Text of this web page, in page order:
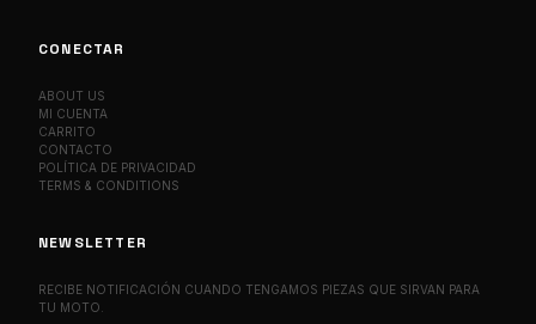
CONECTAR
ABOUT US
MI CUENTA
CARRITO
CONTACTO
POLÍTICA DE PRIVACIDAD
TERMS & CONDITIONS
NEWSLETTER
RECIBE NOTIFICACIÓN CUANDO TENGAMOS PIEZAS QUE SIRVAN PARA
TU MOTO.